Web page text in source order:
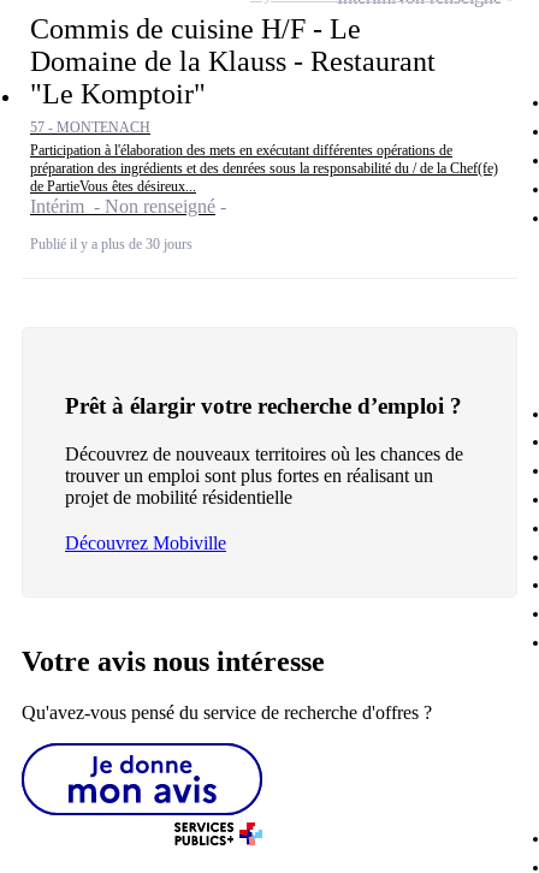
Commis de cuisine H/F - Le
Domaine de la Klauss - Restaurant
"Le Komptoir"
57 - MONTENACH
Participation à l'élaboration des mets en exécutant différentes opérations de
préparation des ingrédients et des denrées sous la responsabilité du / de la Chef(fe)
de PartieVous êtes désireux...
Intérim - Non renseigné
Publié il y a plus de 30 jours
Prêt à élargir votre recherche d’emploi ?
Découvrez de nouveaux territoires où les chances de
trouver un emploi sont plus fortes en réalisant un
projet de mobilité résidentielle
Découvrez Mobiville
Votre avis nous intéresse
Qu'avez-vous pensé du service de recherche d'offres ?